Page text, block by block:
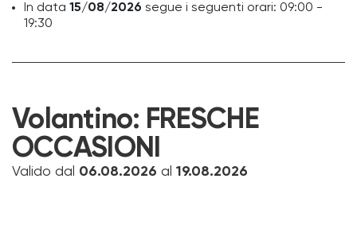
In data 15/08/2026 segue i seguenti orari: 09:00 -
19:30
Volantino: FRESCHE
OCCASIONI
Valido dal 06.08.2026 al 19.08.2026